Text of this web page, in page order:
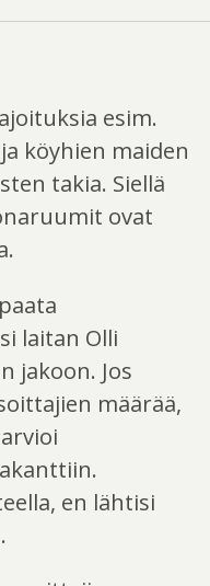
esim.
köyhien maiden
takia. Siellä
ovat
laitan Olli
jakoon. Jos
määrää,
en lähtisi